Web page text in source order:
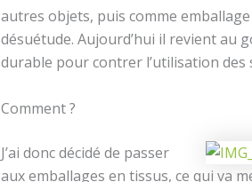
autres objets, puis comme
désuétude. Aujourd’hui il revient au
durable pour contrer l’utilisation des
Comment ?
J’ai donc décidé de passer
aux emballages en tissus, ce qui va